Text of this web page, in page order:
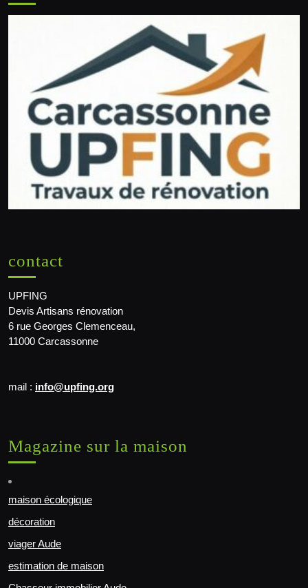
contact
UPFING
Devis Artisans rénovation
6 rue Georges Clemenceau,
11000 Carcassonne
mail : info@upfing.org
Magazine sur la maison
maison écologique
décoration
viager Aude
estimation de maison